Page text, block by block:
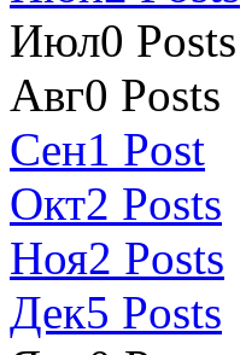
Июл0 Posts
Авг0 Posts
Сен1 Post
Окт2 Posts
Ноя2 Posts
Дек5 Posts